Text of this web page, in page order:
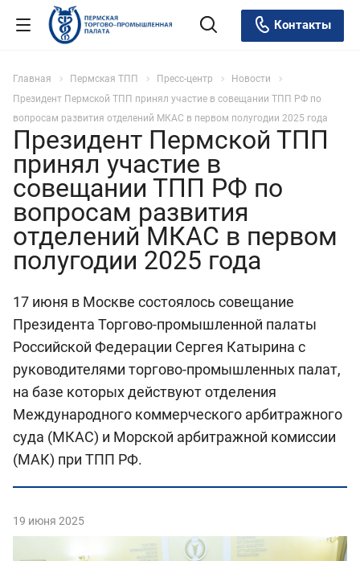
Контакты
Главная Пермская ТПП Пресс-центр
Новости
Президент Пермской ТПП принял участие в совещании ТПП РФ по
вопросам развития отделений МКАС в первом полугодии 2025 года
Президент Пермской ТПП
принял участие в
совещании ТПП РФ по
вопросам развития
отделений МКАС в первом
полугодии 2025 года
17 июня в Москве состоялось совещание
Президента Торгово-промышленной палаты
Российской Федерации Сергея Катырина с
руководителями торгово-промышленных палат,
на базе которых действуют отделения
Международного коммерческого арбитражного
суда (МКАС) и Морской арбитражной комиссии
(МАК) при ТПП РФ.
19 июня 2025